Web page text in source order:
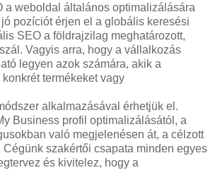
a weboldal általános optimalizálására
pozíciót érjen el a globális keresési
SEO a földrajzilag meghatározott,
Vagyis arra, hogy a vállalkozás
legyen azok számára, akik a
termékeket vagy
alkalmazásával érhetjük el.
Business profil optimalizálásától, a
való megjelenésen át, a célzott
Cégünk szakértői csapata minden egyes
és kivitelez, hogy a